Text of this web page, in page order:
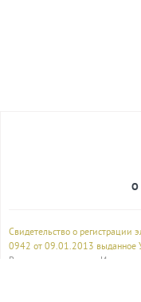
О
Свидетельство о регистрации
0942 от 09.01.2013 выданное
Все права защищены.